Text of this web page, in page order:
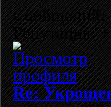
Сообщений:
Репутация:
Re: